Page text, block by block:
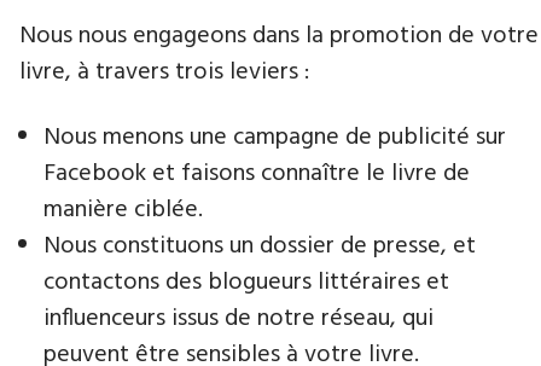
Nous nous engageons dans la promotion de votre
livre​, à travers trois leviers :
Nous menons une campagne de publicité sur
Facebook et faisons connaître le livre de
manière ciblée.
Nous constituons un dossier de presse, et
contactons des blogueurs littéraires et
influenceurs issus de notre réseau, qui
peuvent être sensibles à votre livre.